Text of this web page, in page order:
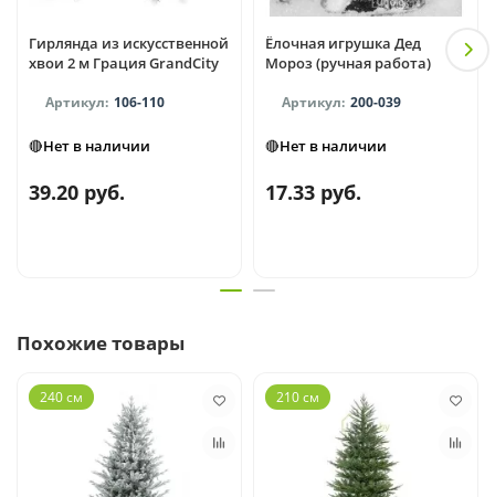
Гирлянда из искусственной
хвои 2 м Грация GrandCity
106-110
🔴Нет в наличии
39.20 руб.
Ёлочная игрушка Дед
Мороз (ручная работа)
200-039
🔴Нет в наличии
17.33 руб.
Похожие товары
240 см 210 см